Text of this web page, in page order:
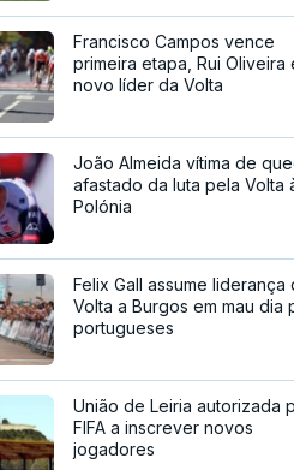
Francisco Campos vence
primeira etapa, Rui Oliveira
novo líder da Volta
João Almeida vítima de
afastado da luta pela Volta
Polónia
Felix Gall assume liderança
Volta a Burgos em mau dia
portugueses
União de Leiria autorizada
FIFA a inscrever novos
jogadores